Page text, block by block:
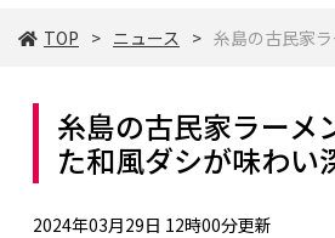
TOP ニュース 糸島の古民家
糸島の古民家ラーメ
た和風ダシが味わい
2024年03月29日 12時00分更新